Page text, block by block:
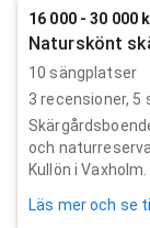
16 000 - 30 000
Naturskönt
10 sängplatser
3 recensioner, 5
och
Kullön i Vaxholm.
Läs mer och se